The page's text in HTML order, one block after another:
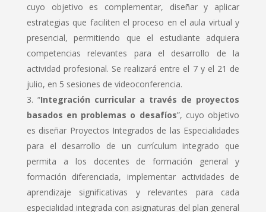
cuyo objetivo es complementar, diseñar y aplicar
estrategias que faciliten el proceso en el aula virtual y
presencial, permitiendo que el estudiante adquiera
competencias relevantes para el desarrollo de la
actividad profesional. Se realizará entre el 7 y el 21 de
julio, en 5 sesiones de videoconferencia.
“Integración curricular a través de proyectos
basados en problemas o desafíos”, cuyo objetivo
es diseñar Proyectos Integrados de las Especialidades
para el desarrollo de un currículum integrado que
permita a los docentes de formación general y
formación diferenciada, implementar actividades de
aprendizaje significativas y relevantes para cada
especialidad integrada con asignaturas del plan general